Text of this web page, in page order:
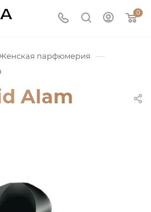
0
парфюмерия —
Alam